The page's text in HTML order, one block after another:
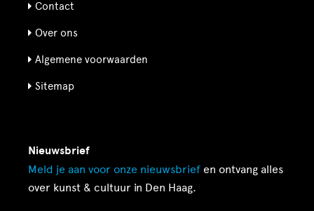
Contact
Over ons
Algemene voorwaarden
Sitemap
Nieuwsbrief
Meld je aan voor onze nieuwsbrief en ontvang alles
over kunst & cultuur in Den Haag.